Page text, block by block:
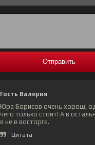
Отправить
Гость Валерия
Юра Борисов очень хорош,
чего только стоит! А в
я не в восторге.
Цитата